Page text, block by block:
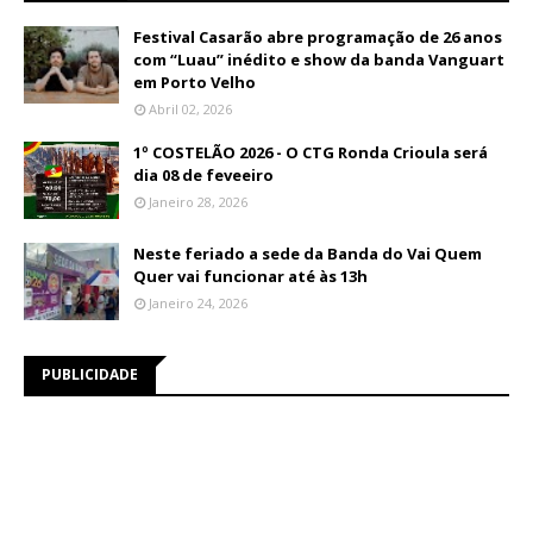
Festival Casarão abre programação de 26 anos
com “Luau” inédito e show da banda Vanguart
em Porto Velho
Abril 02, 2026
1º COSTELÃO 2026 - O CTG Ronda Crioula será
dia 08 de feveeiro
Janeiro 28, 2026
Neste feriado a sede da Banda do Vai Quem
Quer vai funcionar até às 13h
Janeiro 24, 2026
PUBLICIDADE